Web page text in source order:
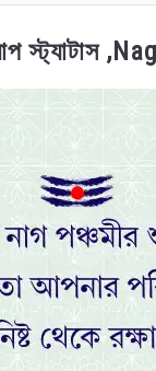
স্ট্যাটাস